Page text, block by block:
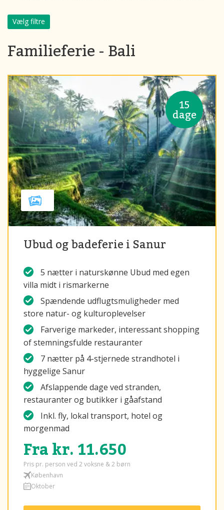
Vælg filtre
Familieferie - Bali
15
dage
Ubud og badeferie i Sanur
5 nætter i naturskønne Ubud med egen
villa midt i rismarkerne
Spændende udflugtsmuligheder med
store natur- og kulturoplevelser
Farverige markeder, interessant shopping
of stemningsfulde restauranter
7 nætter på 4-stjernede strandhotel i
hyggelige Sanur
Afslappende dage ved stranden,
restauranter og butikker i gåafstand
Inkl. fly, lokal transport, hotel og
morgenmad
Fra kr. 11.650
Pris pr. person ved 2 voksne & 2 børn
København
Oktober